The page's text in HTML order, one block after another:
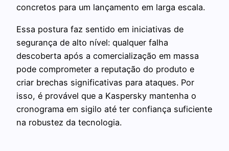
concretos para um lançamento em larga escala.
Essa postura faz sentido em iniciativas de
segurança de alto nível: qualquer falha
descoberta após a comercialização em massa
pode comprometer a reputação do produto e
criar brechas significativas para ataques. Por
isso, é provável que a Kaspersky mantenha o
cronograma em sigilo até ter confiança suficiente
na robustez da tecnologia.